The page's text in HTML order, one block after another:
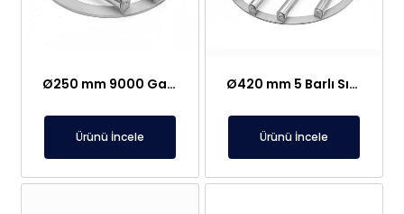
Ø250 mm 9000 Gauss 4 Barlı Sızdırmaz Elek Mıknatıs
Ürünü İncele
Ø420 mm 5 Barlı Sızdırmaz Elek Mıknatıs – Geniş Aralıklı Ceviz Hattı İçin Özel Üretim
Ürünü İncele